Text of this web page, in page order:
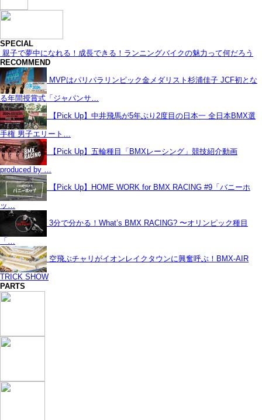
SPECIAL
親子で夢中になれる！成長できる！ランニングバイクの魅力って何だろう
RECOMMEND
MVPはパリパラリンピック金メダリスト杉浦佳子 JCF初とな
る年間授賞式「ジャパンサ…
【Pick Up】中井飛馬が5年ぶり2度目の日本一 全日本BMX選
手権 男子エリート…
【Pick Up】五輪種目「BMXレーシング」競技紹介動画
produced by …
【Pick Up】HOME WORK for BMX RACING #9「バニーホ
ッ…
3分で分かる！What’s BMX RACING? 〜オリンピック種目
「…
空飛ぶチャリがイオンレイクタウンに興奮呼ぶ！BMX-AIR
TRICK SHOW
PARTS